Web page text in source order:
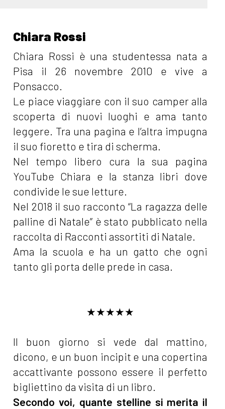
Chiara Rossi
Chiara Rossi è una studentessa nata a
Pisa il 26 novembre 2010 e vive a
Ponsacco.
Le piace viaggiare con il suo camper alla
scoperta di nuovi luoghi e ama tanto
leggere. Tra una pagina e l’altra impugna
il suo fioretto e tira di scherma.
Nel tempo libero cura la sua pagina
YouTube Chiara e la stanza libri dove
condivide le sue letture.
Nel 2018 il suo racconto “La ragazza delle
palline di Natale” è stato pubblicato nella
raccolta di Racconti assortiti di Natale.
Ama la scuola e ha un gatto che ogni
tanto gli porta delle prede in casa.
★★★★★
Il buon giorno si vede dal mattino,
dicono, e un buon incipit e una copertina
accattivante possono essere il perfetto
bigliettino da visita di un libro.
Secondo voi, quante stelline si merita il